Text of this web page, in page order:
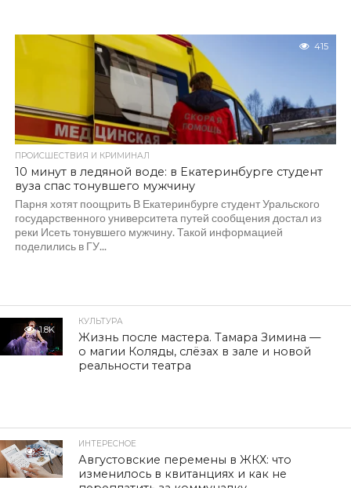
415
ПРОИСШЕСТВИЯ И КРИМИНАЛ
10 минут в ледяной воде: в Екатеринбурге студент
вуза спас тонувшего мужчину
Парня хотят поощрить В Екатеринбурге студент Уральского
государственного университета путей сообщения достал из
реки Исеть тонувшего мужчину. Такой информацией
поделились в ГУ...
1.8K
КУЛЬТУРА
Жизнь после мастера. Тамара Зимина —
о магии Коляды, слёзах в зале и новой
реальности театра
320
ИНТЕРЕСНОЕ
Августовские перемены в ЖКХ: что
изменилось в квитанциях и как не